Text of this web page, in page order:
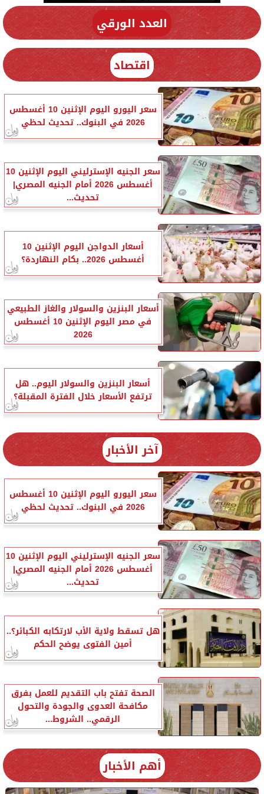
العدد الورقي
اقتصاد
سعر اليورو اليوم الإثنين 10 أغسطس
2026 في البنوك.. تحديث لحظي
سعر الجنيه الإسترليني اليوم الإثنين 10
أغسطس 2026 أمام الجنيه المصري|
تحديث...
أسعار الدواجن اليوم الإثنين 10
أغسطس 2026.. بكام النهاردة؟
أسعار البنزين والسولار والغاز الطبيعي
في مصر اليوم الإثنين 10 أغسطس
2026
أسعار البنزين والسولار اليوم.. هل
ترتفع الأسعار خلال الفترة المقبلة؟
آخر الأخبار
سعر اليورو اليوم الإثنين 10 أغسطس
2026 في البنوك.. تحديث لحظي
سعر الجنيه الإسترليني اليوم الإثنين 10
أغسطس 2026 أمام الجنيه المصري|
تحديث...
هل تسقط ولاية الأب لارتكابه الكبائر؟..
أمين الفتوى يوضح الحكم
الصحة تفتح باب التقديم للعمل بفرق
مكافحة العدوى والجودة والتحول
الرقمي.. الشروط...
أهم الأخبار